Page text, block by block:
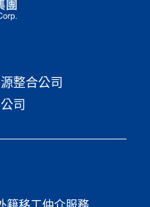
整合公司
司